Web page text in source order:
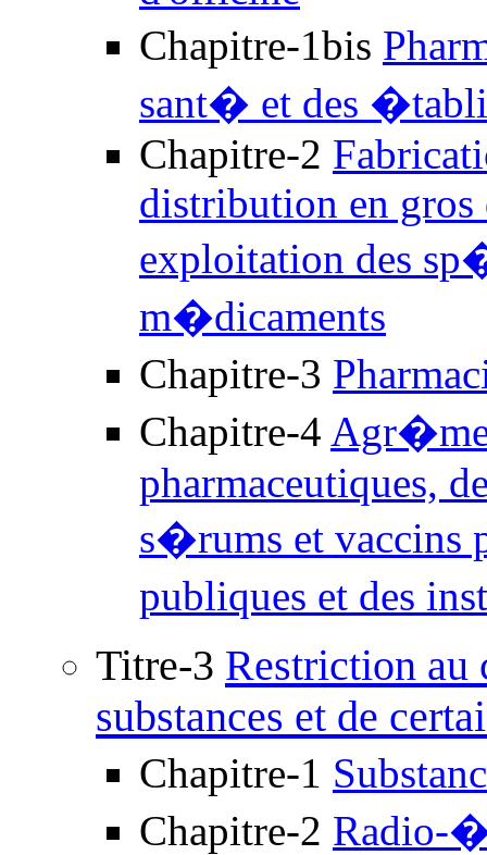
Chapitre-1bis
sant� et des
Chapitre-2
distribution en gros
exploitation des
m�dicaments
Chapitre-3
Chapitre-4
pharmaceutiques,
s�rums et vaccins
publiques et des
Titre-3 Restriction au
substances et de
Chapitre-1
Chapitre-2 Radio-